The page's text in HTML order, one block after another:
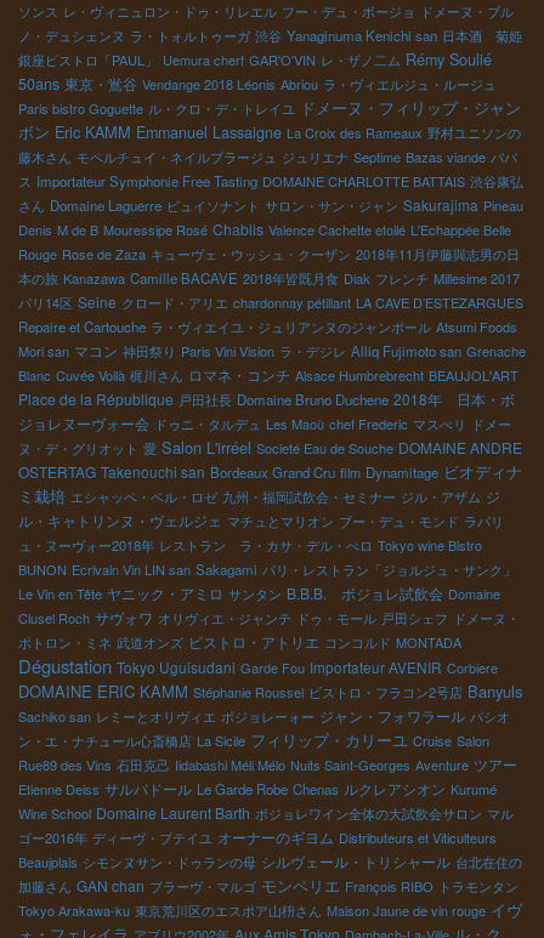
ソンス レ・ヴィニュロン・ドゥ・リレエル フー・デュ・ボージョ
ドメーヌ・ブル
ノ・デュシェンヌ ラ・トォルトゥーガ 渋谷 Yanaginuma Kenichi san 日本酒 菊姫
銀座ビストロ「PAUL」
Uemura cherf GAR'O'VIN レ・ザノ二ム Rémy Soulié
50ans 東京・鴬谷 Vendange 2018 Léonis Abriou ラ・ヴィエルジュ・ルージュ
Paris bistro Goguette ル・クロ・デ・トレイユ ドメーヌ・フィリップ・ジャン
ボン Eric KAMM Emmanuel Lassaigne La Croix des Rameaux 野村ユニソンの
藤木さん モペルチュイ・ネイルプラージュ ジュリエナ Septime Bazas viande ババ
ス Importateur Symphonie Free Tasting DOMAINE CHARLOTTE BATTAIS 渋谷康弘
さん Domaine Laguerre ビュイソナント サロン・サン・ジャン Sakurajima Pineau
Denis M de B Mouressipe Rosé Chablis Valence Cachette etoilé L'Echappée Belle
Rouge Rose de Zaza キューヴェ・ウッシュ・クーザン 2018年11月伊藤與志男の日
本の旅 Kanazawa Camille BACAVE 2018年皆既月食 Diak フレンチ Millesime 2017
パリ14区 Seine クロード・アリエ chardonnay pétillant LA CAVE D’ESTEZARGUES
Repaire et Cartouche ラ・ヴィエイユ・ジュリアンヌのジャンポール Atsumi Foods
Mori san マコン 神田祭り Paris Vini Vision ラ・デジレ Alliq Fujimoto san Grenache
Blanc Cuvée Voilà 梶川さん ロマネ・コンチ Alsace Humbrebrecht BEAUJOL'ART
Place de la République 戸田社長 Domaine Bruno Duchene 2018年 日本・ボ
ジョレヌーヴォー会 ドゥニ・タルデュ Les Maoù chef Frederic マスぺリ
ドメー
ヌ・デ・グリオット 愛 Salon L'irréel Societé Eau de Souche DOMAINE ANDRE
OSTERTAG Takenouchi san Bordeaux Grand Cru film Dynamitage ビオディナ
ミ栽培 エシャッペ・ベル・ロゼ 九州・福岡試飲会・セミナー ジル・アザム ジ
ル・キャトリンヌ・ヴェルジェ マチュとマリオン ブー・デュ・モンド ラパリ
ュ・ヌーヴォー2018年 レストラン ラ・カサ・デル・ぺロ Tokyo wine Bistro
BUNON Ecrivain Vin LIN san Sakagami パリ・レストラン「ジョルジュ・サンク」
Le Vin en Tête ヤニック・アミロ サンタン B.B.B. ボジョレ試飲会 Domaine
Clusel Roch サヴォワ オリヴィエ・ジャンテ ドゥ・モール 戸田シェフ ドメーヌ・
ポトロン・ミネ 武道オンズ ビストロ・アトリエ コンコルド MONTADA
Dégustation Tokyo Uguisudani Garde Fou Importateur AVENIR Corbiere
DOMAINE ERIC KAMM Stéphanie Roussel ビストロ・フラコン2号店 Banyuls
Sachiko san レミーとオリヴィエ ボジョレーォー ジャン・フォワラール パシオ
ン・エ・ナチュール心斎橋店 La Sicile フィリップ・カリーユ Cruise Salon
Rue89 des Vins 石田克己 Iidabashi Méli Mélo Nuits Saint-Georges Aventure ツアー
Etienne Deiss サルバドール Le Garde Robe Chenas ルクレアシオン Kurumé
Wine School Domaine Laurent Barth ボジョレワイン全体の大試飲会サロン マル
ゴー2016年 ディーヴ・ブテイユ オーナーのギヨム Distributeurs et Viticulteurs
Beaujplais シモンヌサン・ドゥランの母 シルヴェール・トリシャール 台北在住の
加藤さん GAN chan ブラーヴ・マルゴ モンペリエ François RIBO トラモンタン
Tokyo Arakawa-ku 東京荒川区のエスポア山枡さん Maison Jaune de vin rouge イヴ